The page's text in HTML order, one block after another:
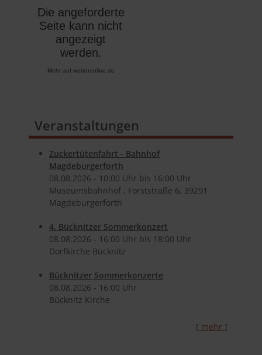
Mehr auf wetteronline.de
Veranstaltungen
Zuckertütenfahrt - Bahnhof
Magdeburgerforth
08.​08.​2026 - 10:00 Uhr bis 16:00 Uhr
Museumsbahnhof , Forststraße 6, 39291
Magdeburgerforth
4. Bücknitzer Sommerkonzert
08.​08.​2026 - 16:00 Uhr bis 18:00 Uhr
Dorfkirche Bücknitz
Bücknitzer Sommerkonzerte
08.​08.​2026 - 16:00 Uhr
Bücknitz Kirche
[ mehr ]